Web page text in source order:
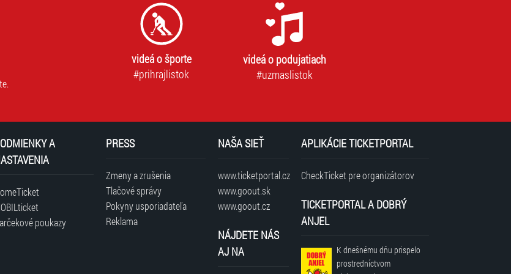
videá o športe
#prihrajlistok
videá o podujatiach
#uzmaslistok
A
poukazy
PRESS
Zmeny a zrušenia
Tlačové správy
Pokyny usporiadateľa
Reklama
NAŠA SIEŤ
www.ticketportal.cz
www.goout.sk
www.goout.cz
NÁJDETE NÁS
AJ NA
APLIKÁCIE TICKETPORTAL
CheckTicket pre organizátorov
TICKETPORTAL A DOBRÝ
ANJEL
K dnešnému dňu prispelo
prostredníctvom